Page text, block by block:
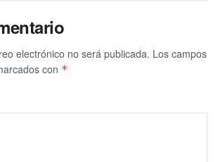
electrónico no será publicada. Los campos
con *